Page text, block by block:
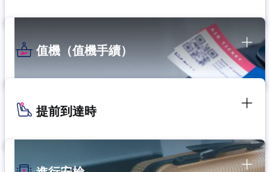
值機（值機手續）
提前到達時